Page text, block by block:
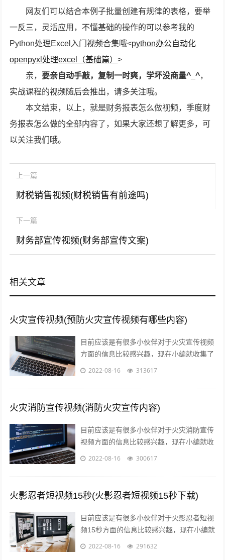
网友们可以结合本例子批量创建有规律的表格，要举
一反三，灵活应用，不懂基础的操作的可以参考我的
Python处理Excel入门视频合集哦<python办公自动化
openpyxl处理excel（基础篇）>
亲，要亲自动手敲，复制一时爽，学坏没商量^_^，
实战课程的视频随后会推出，请多关注哦。
本文结束，以上，就是财务报表怎么做视频，季度财
务报表怎么做的全部内容了，如果大家还想了解更多，可
以关注我们哦。
上一篇
财税销售视频(财税销售有前途吗)
下一篇
财务部宣传视频(财务部宣传文案)
相关文章
火灾宣传视频(预防火灾宣传视频有哪些内容)
目前应该是有很多小伙伴对于火灾宣传视频
方面的信息比较感兴趣，现在小编就收集了
一些与预防火灾宣传视频有哪些内容相关的
2022-08-16 313617
火灾消防宣传视频(消防火灾宣传内容)
目前应该是有很多小伙伴对于火灾消防宣传
视频方面的信息比较感兴趣，现在小编就收
集了一些与消防火灾宣传内容相关的信息来
2022-08-16 300617
火影忍者短视频15秒(火影忍者短视频15秒下载)
目前应该是有很多小伙伴对于火影忍者短视
频15秒方面的信息比较感兴趣，现在小编就
收集了一些与火影忍者短视频15秒下载相关
2022-08-16 291632